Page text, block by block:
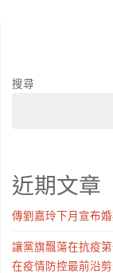
搜尋
近期文章
傳劉嘉玲下月宣布
讓黨旗飄蕩在抗疫
在疫情防控最前沿